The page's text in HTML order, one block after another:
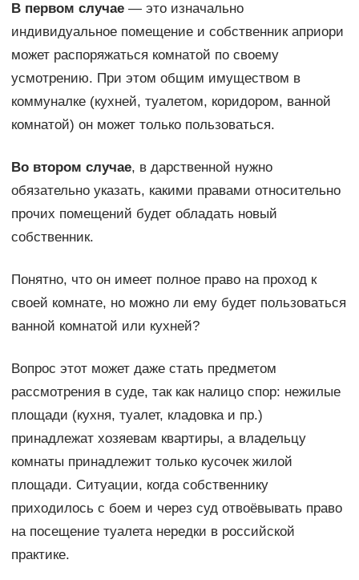
В первом случае— это изначально
индивидуальное помещение и собственник априори
может распоряжаться комнатой по своему
усмотрению. При этом общим имуществом в
коммуналке (кухней, туалетом, коридором, ванной
комнатой) он может только пользоваться.
Во втором случае, в дарственной нужно
обязательно указать, какими правами относительно
прочих помещений будет обладать новый
собственник.
Понятно, что он имеет полное право на проход к
своей комнате, но можно ли ему будет пользоваться
ванной комнатой или кухней?
Вопрос этот может даже стать предметом
рассмотрения в суде, так как налицо спор: нежилые
площади (кухня, туалет, кладовка и пр.)
принадлежат хозяевам квартиры, а владельцу
комнаты принадлежит только кусочек жилой
площади. Ситуации, когда собственнику
приходилось с боем и через суд отвоёвывать право
на посещение туалета нередки в российской
практике.